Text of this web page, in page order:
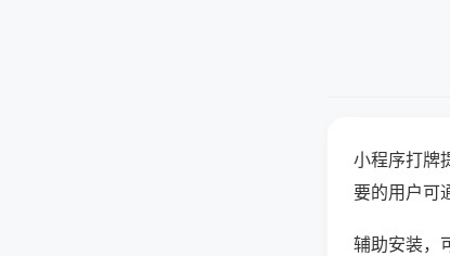
小程序打牌
要的用户可
辅助安装，